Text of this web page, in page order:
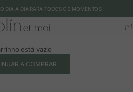
DIA A DIA PARA TODOS OS MOMENTOS
et moi - EU
está vazio
A COMPRAR